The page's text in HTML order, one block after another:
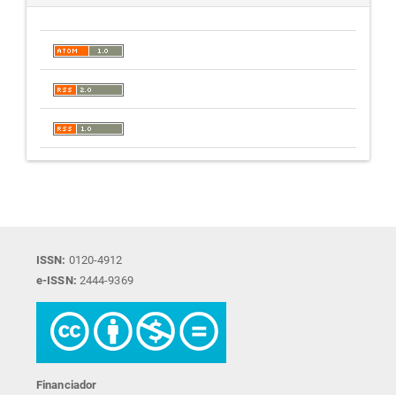
ISSN: 0120-4912
e-ISSN: 2444-9369
Financiador